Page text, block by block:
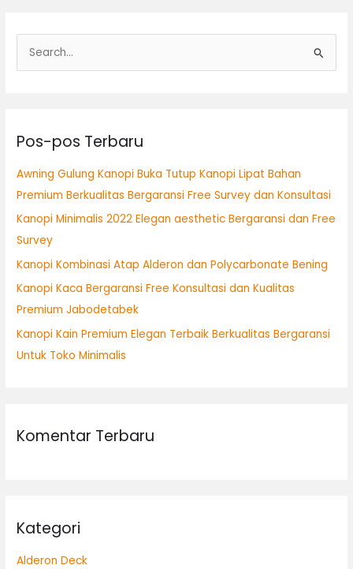
u
k
:
Pos-pos Terbaru
Awning Gulung Kanopi Buka Tutup Kanopi Lipat Bahan
Premium Berkualitas Bergaransi Free Survey dan Konsultasi
Kanopi Minimalis 2022 Elegan aesthetic Bergaransi dan Free
Survey
Kanopi Kombinasi Atap Alderon dan Polycarbonate Bening
Kanopi Kaca Bergaransi Free Konsultasi dan Kualitas
Premium Jabodetabek
Kanopi Kain Premium Elegan Terbaik Berkualitas Bergaransi
Untuk Toko Minimalis
Komentar Terbaru
Kategori
Alderon Deck